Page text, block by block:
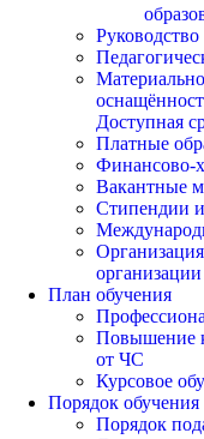
Руководство
Доступная
Платные
Финансово-
Вакантные
Стипендии
организации
План обучения
Повышение
от ЧС
Курсовое
Порядок обучения
Порядок